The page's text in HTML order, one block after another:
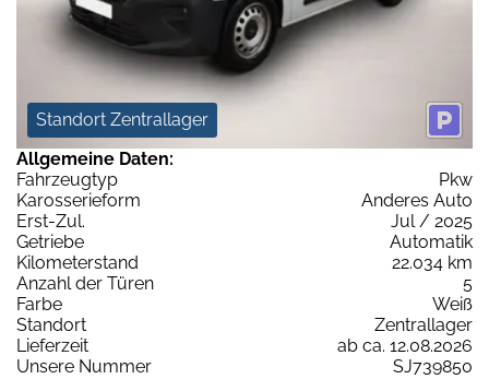
Standort Zentrallager
Allgemeine Daten:
Fahrzeugtyp
Pkw
Karosserieform
Anderes Auto
Erst-Zul.
Jul / 2025
Getriebe
Automatik
Kilometerstand
22.034 km
Anzahl der Türen
5
Farbe
Weiß
Standort
Zentrallager
Lieferzeit
ab ca. 12.08.2026
Unsere Nummer
SJ739850